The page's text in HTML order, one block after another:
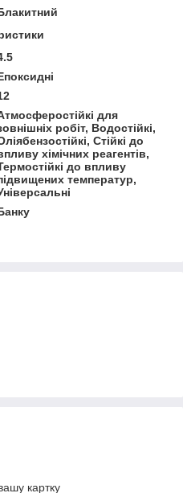
для
робіт, Водостійкі,
Стійкі до
хімічних реагентів,
до впливу
температур,
картку